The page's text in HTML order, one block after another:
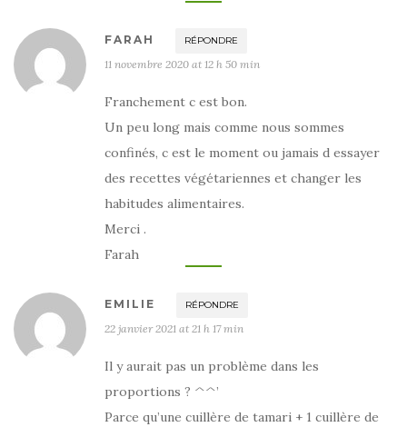
FARAH RÉPONDRE
11 novembre 2020 at 12 h 50 min
Franchement c est bon.
Un peu long mais comme nous sommes
confinés, c est le moment ou jamais d essayer
des recettes végétariennes et changer les
habitudes alimentaires.
Merci .
Farah
EMILIE RÉPONDRE
22 janvier 2021 at 21 h 17 min
Il y aurait pas un problème dans les
proportions ? ^^’
Parce qu’une cuillère de tamari + 1 cuillère de